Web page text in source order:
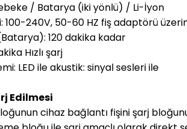
/ Batarya (iki yönlü) / Li-İyon
100-240V, 50-60 HZ fiş adaptörü
120 dakika kadar
Hızlı şarj
LED ile akustik: sinyal sesleri ile
Edilmesi
cihaz bağlantı fişini şarj